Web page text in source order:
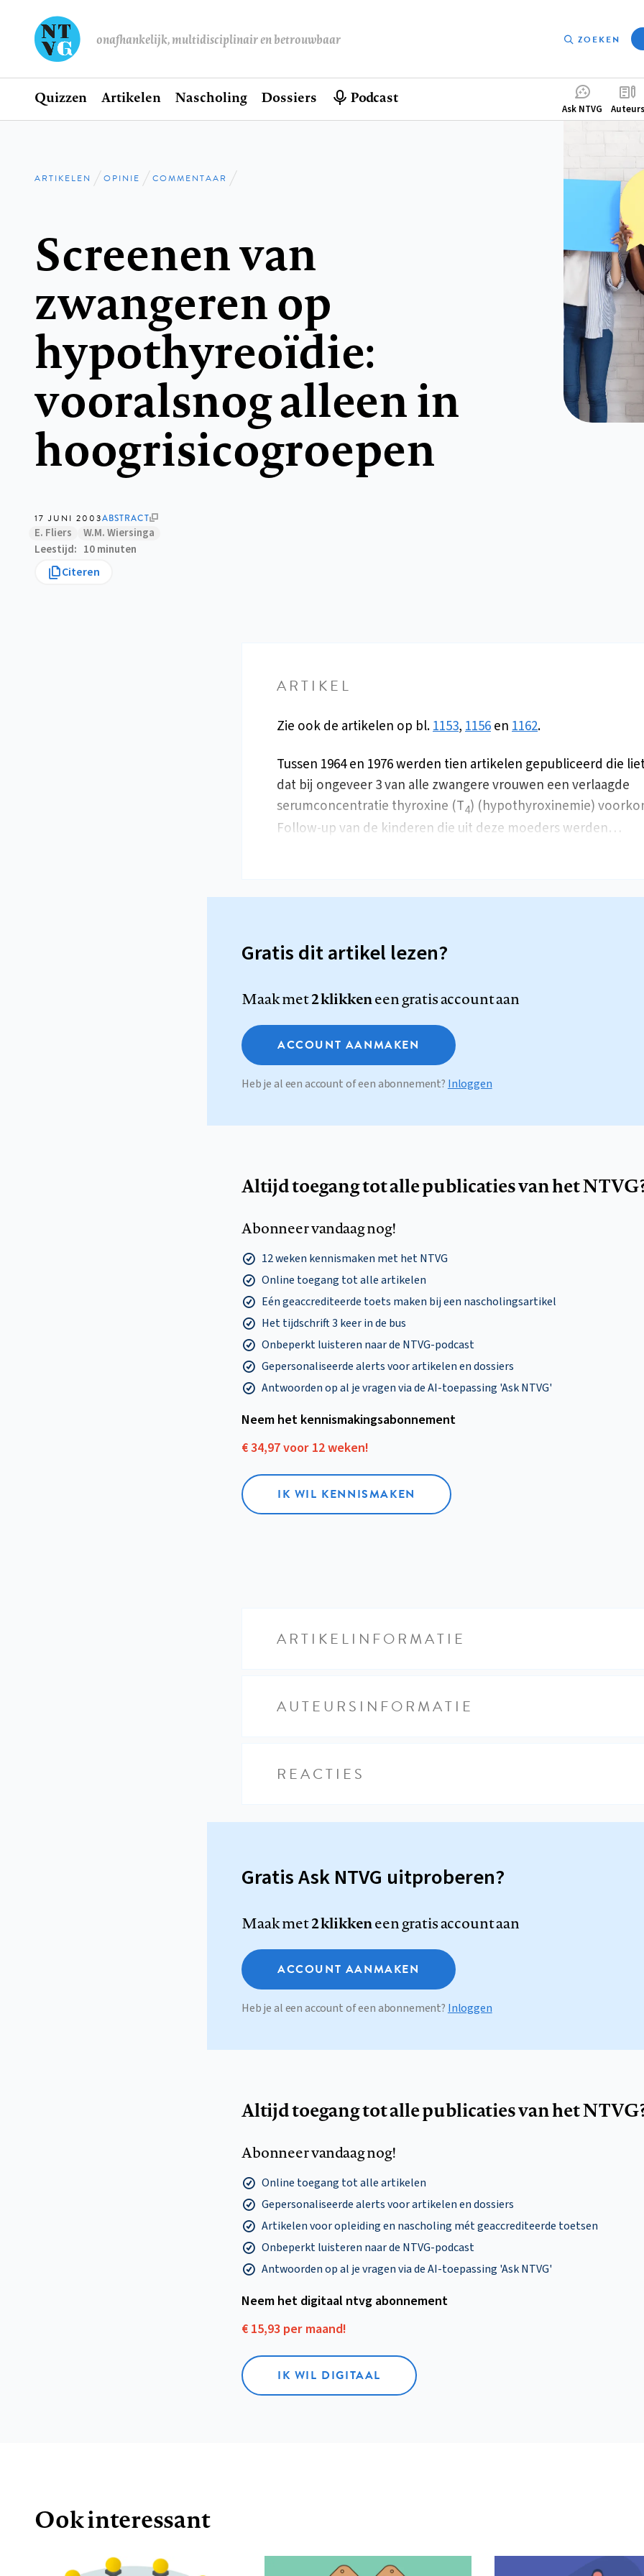
onafhankelijk, multidisciplinair en betrouwbaar ZOEKEN
Hoofdnavigatie
Home
Quizzen Artikelen Nascholing Dossiers Podcast
Ask NTVG Auteurs
Kruimelpad
ARTIKELEN OPINIE COMMENTAAR
Screenen van
zwangeren op
hypothyreoïdie:
vooralsnog alleen in
hoogrisicogroepen
17 JUNI 2003ABSTRACT
E. Fliers
W.M. Wiersinga
Leestijd
10 minuten
Citeren
ARTIKEL
Zie ook de artikelen op bl.1153,1156en1162.
Tussen 1964 en 1976 werden tien artikelen gepubliceerd die
dat bij ongeveer 3 van alle zwangere vrouwen een verlaagde
serumconcentratie thyroxine (T4) (hypothyroxinemie)
Follow-up van de kinderen die uit deze moeders werden…
Gratis dit artikel lezen?
Maak met2 klikkeneen gratis account aan
ACCOUNT AANMAKEN
Heb je al een account of een abonnement? Inloggen
Altijd toegang tot alle publicaties van het
Abonneer vandaag nog!
12 weken kennismaken met het NTVG
Online toegang tot alle artikelen
Eén geaccrediteerde toets maken bij een nascholingsartikel
Het tijdschrift 3 keer in de bus
Onbeperkt luisteren naar de NTVG-podcast
Gepersonaliseerde alerts voor artikelen en dossiers
Antwoorden op al je vragen via de AI-toepassing 'Ask NTVG'
Neem het kennismakings­abonnement
€ 34,97 voor 12 weken!
IK WIL KENNISMAKEN
ARTIKELINFORMATIE
AUTEURSINFORMATIE
REACTIES
Gratis Ask NTVG uitproberen?
Maak met2 klikkeneen gratis account aan
ACCOUNT AANMAKEN
Heb je al een account of een abonnement? Inloggen
Altijd toegang tot alle publicaties van het
Abonneer vandaag nog!
Online toegang tot alle artikelen
Gepersonaliseerde alerts voor artikelen en dossiers
Artikelen voor opleiding en nascholing mét geaccrediteerde toetsen
Onbeperkt luisteren naar de NTVG-podcast
Antwoorden op al je vragen via de AI-toepassing 'Ask NTVG'
Neem het digitaal ntvg abonnement
€ 15,93 per maand!
IK WIL DIGITAAL
Ook interessant